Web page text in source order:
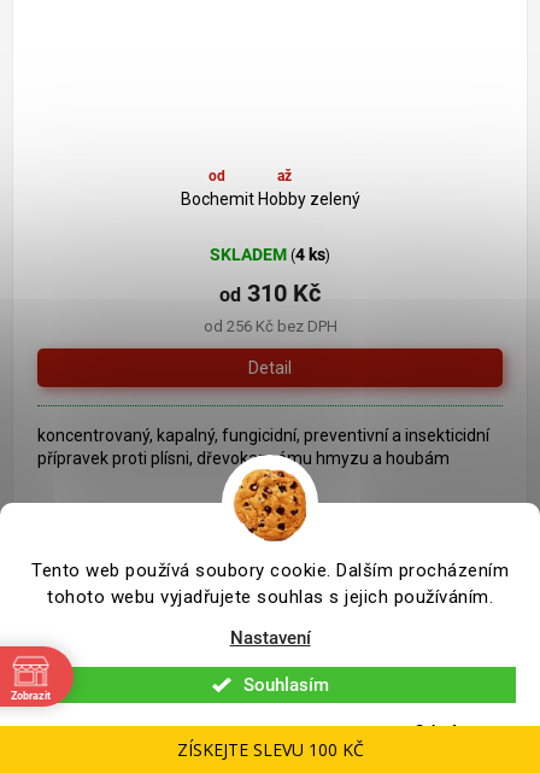
Tento web používá soubory cookie. Dalším procházením
tohoto webu vyjadřujete souhlas s jejich používáním.
Nastavení
Odmítnout
Souhlasím
od310 Kč až–10 %
Bochemit Hobby zelený
SKLADEM (4 ks)
od 256 Kč bez DPH
od 310 Kč
Detail
koncentrovaný, kapalný, fungicidní, preventivní a insekticidní
přípravek proti plísni, dřevokaznému hmyzu a houbám
Po expiraci
ZÍSKEJTE SLEVU 100 KČ
Zobrazit